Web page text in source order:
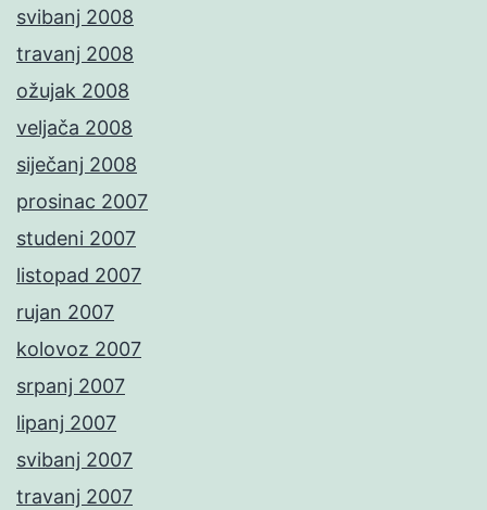
svibanj 2008
travanj 2008
ožujak 2008
veljača 2008
siječanj 2008
prosinac 2007
studeni 2007
listopad 2007
rujan 2007
kolovoz 2007
srpanj 2007
lipanj 2007
svibanj 2007
travanj 2007